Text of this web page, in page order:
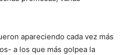
apareciendo cada vez más
a los que más golpea la